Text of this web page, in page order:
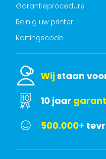
Garantieprocedure
Reinig uw printer
Kortingscode
Wijstaan
10 jaar
500.000+